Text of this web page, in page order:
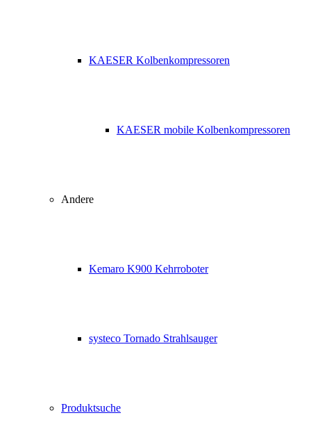
KAESER Kolbenkompressoren
KAESER mobile Kolbenkompressoren
Andere
Kemaro K900 Kehrroboter
systeco Tornado Strahlsauger
Produktsuche